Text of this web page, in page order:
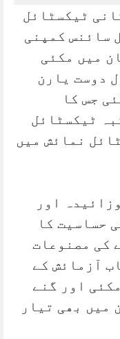
ٹیکسٹائل
سائنس کمپنی
میں مکئی
دوست یارن
جس کا
ٹیکسٹائل
نمائش میں
اور
حساسیت کا
کی مصنوعات
آزمائش کے
اور گنے
میں بھی تیار